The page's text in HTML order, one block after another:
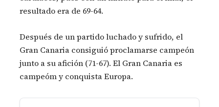
resultado era de 69-64.
Después de un partido luchado y sufrido, el
Gran Canaria consiguió proclamarse campeón
junto a su afición (71-67). El Gran Canaria es
campeóm y conquista Europa.